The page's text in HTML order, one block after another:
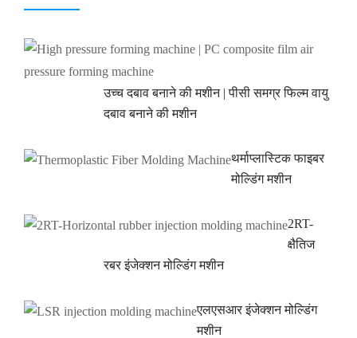
उच्च दबाव बनाने की मशीन | पीसी समग्र फिल्म वायु
दबाव बनाने की मशीन
थर्माप्लास्टिक फाइबर
मोल्डिंग मशीन
2RT-
क्षैतिज
रबर इंजेक्शन मोल्डिंग मशीन
एलएसआर इंजेक्शन मोल्डिंग
मशीन